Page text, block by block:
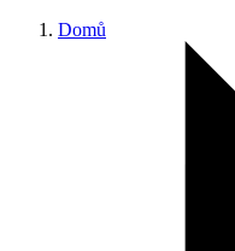
Domů